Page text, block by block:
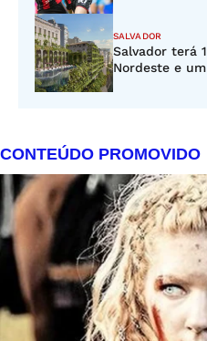
SALVADOR
Salvador terá
Nordeste e